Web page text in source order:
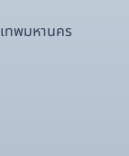
ทพมหานคร